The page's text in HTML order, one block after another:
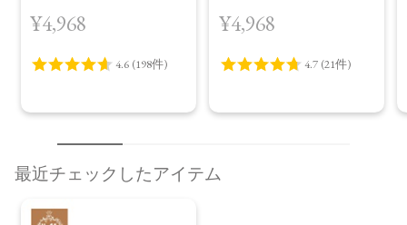
¥4,968
プラス＜限定品＞
¥4,968
最近チェックしたアイテム